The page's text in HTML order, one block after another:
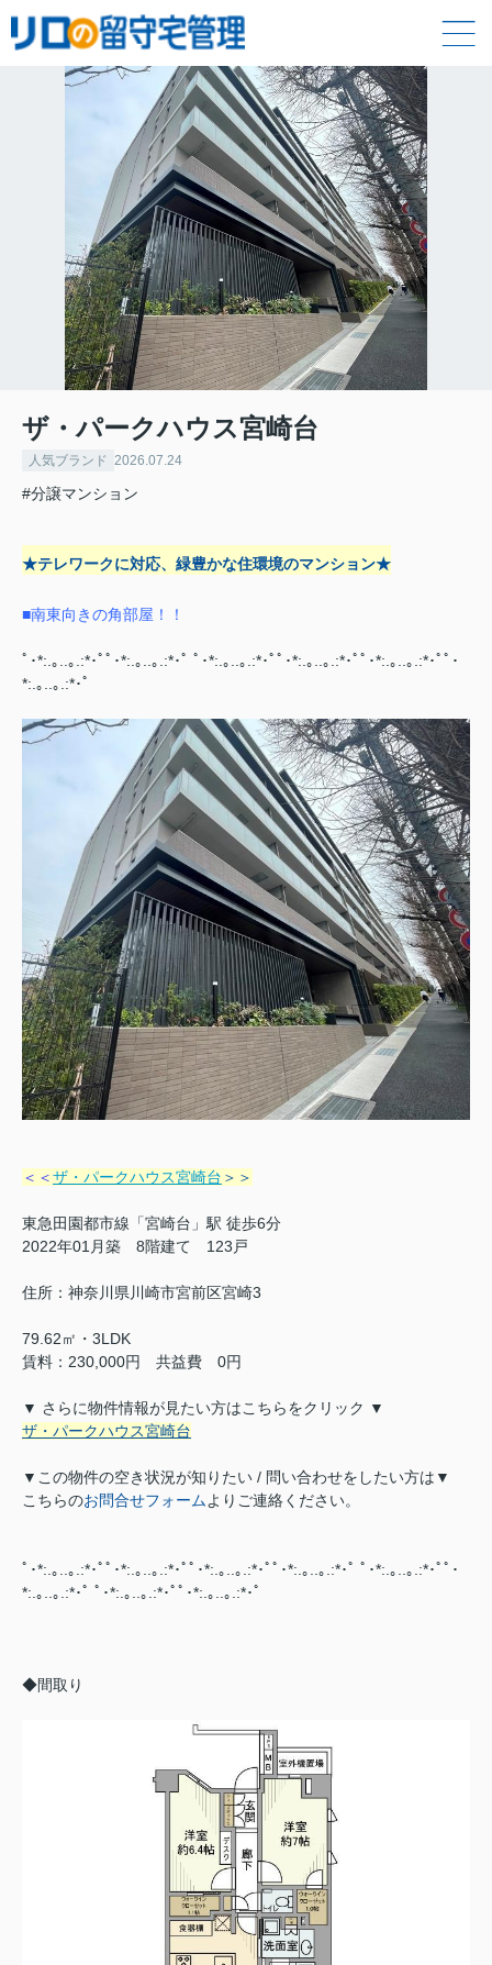
ザ・パークハウス宮崎台
人気ブランド 2026.07.24
#分譲マンション
★テレワークに対応、緑豊かな住環境のマンション★
■南東向きの角部屋！！
ﾟ･*:.｡..｡.:*･ﾟﾟ･*:.｡..｡.:*･ﾟ ﾟ･*:.｡..｡.:*･ﾟﾟ･*:.｡..｡.:*･ﾟﾟ･*:.｡..｡.:*･ﾟﾟ･
*:.｡..｡.:*･ﾟ
＜＜ザ・パークハウス宮崎台 ＞＞
東急田園都市線「宮崎台」駅 徒歩6分
2022年01月築 8階建て 123戸
住所： 神奈川県川崎市宮前区宮崎3
79.62㎡・3LDK
賃料：230,000円 共益費 0円
▼ さらに物件情報が見たい方はこちらをクリック ▼
ザ・パークハウス宮崎台
▼この物件の空き状況が知りたい / 問い合わせをしたい方は▼
こちらのお問合せフォームよりご連絡ください。
ﾟ･*:.｡..｡.:*･ﾟﾟ･*:.｡..｡.:*･ﾟﾟ･*:.｡..｡.:*･ﾟﾟ･*:.｡..｡.:*･ﾟ ﾟ･*:.｡..｡.:*･ﾟﾟ･
*:.｡..｡.:*･ﾟ ﾟ･*:.｡..｡.:*･ﾟﾟ･*:.｡..｡.:*･ﾟ
◆間取り